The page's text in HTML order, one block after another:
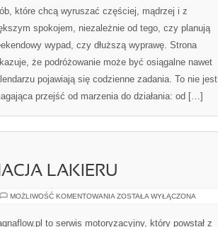
które chcą wyruszać częściej, mądrzej i z
spokojem, niezależnie od tego, czy planują
wypad, czy dłuższą wyprawę. Strona
że podróżowanie może być osiągalne nawet
pojawiają się codzienne zadania. To nie jest
przejść od marzenia do działania: od […]
LAKIERU
MOŻLIWOŚĆ KOMENTOWANIA DETAILING
LAKIERU
ZOSTAŁA WYŁĄCZONA
to serwis motoryzacyjny, który powstał z